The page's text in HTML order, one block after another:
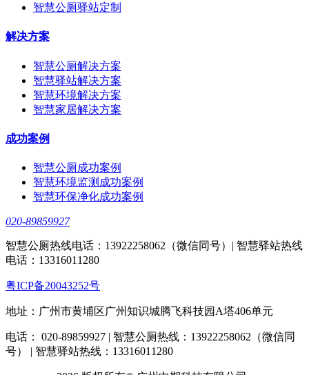
智慧公厕驿站定制
解决方案
智慧公厕解决方案
智慧驿站解决方案
智慧环境解决方案
智慧家居解决方案
成功案例
智慧公厕成功案例
智慧环境监测成功案例
智慧环保净化成功案例
020-89859927
智慧公厕热线电话：13922258062（微信同号）| 智慧驿站热线
电话：13316011280
粤ICP备20043252号
地址：广州市黄埔区广州知识城腾飞科技园A塔406单元
电话： 020-89859927 | 智慧公厕热线：13922258062（微信同
号） | 智慧驿站热线：13316011280